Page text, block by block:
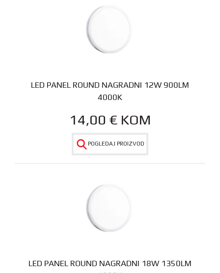
LED PANEL ROUND NAGRADNI 12W 900LM
4000K
14,00 € KOM
POGLEDAJ PROIZVOD
LED PANEL ROUND NAGRADNI 18W 1350LM